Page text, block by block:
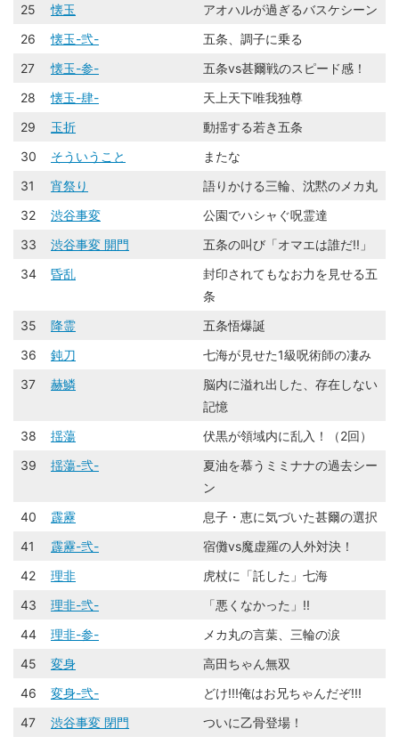
25
懐玉
アオハルが過ぎるバスケシーン
26
懐玉-弐-
五条、調子に乗る
27
懐玉-参-
五条vs甚爾戦のスピード感！
28
懐玉-肆-
天上天下唯我独尊
29
玉折
動揺する若き五条
30
そういうこと
またな
31
宵祭り
語りかける三輪、沈黙のメカ丸
32
渋谷事変
公園でハシャぐ呪霊達
33
渋谷事変 開門
五条の叫び「オマエは誰だ!!」
34
昏乱
封印されてもなお力を見せる五
条
35
降霊
五条悟爆誕
36
鈍刀
七海が見せた1級呪術師の凄み
37
赫鱗
脳内に溢れ出した、存在しない
記憶
38
揺蕩
伏黒が領域内に乱入！（2回）
39
揺蕩-弐-
夏油を慕うミミナナの過去シー
ン
40
霹靂
息子・恵に気づいた甚爾の選択
41
霹靂-弐-
宿儺vs魔虚羅の人外対決！
42
理非
虎杖に「託した」七海
43
理非-弐-
「悪くなかった」!!
44
理非-参-
メカ丸の言葉、三輪の涙
45
変身
高田ちゃん無双
46
変身-弐-
どけ!!!俺はお兄ちゃんだぞ!!!
47
渋谷事変 閉門
ついに乙骨登場！